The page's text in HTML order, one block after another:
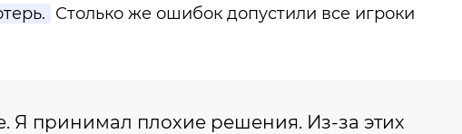
Столько же ошибок допустили все игроки
Я принимал плохие решения. Из-за этих